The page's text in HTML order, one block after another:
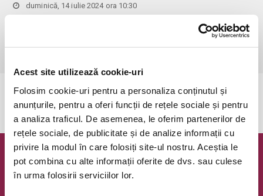
Acest site utilizează cookie-uri
Folosim cookie-uri pentru a personaliza conținutul și
anunțurile, pentru a oferi funcții de rețele sociale și pentru
a analiza traficul. De asemenea, le oferim partenerilor de
rețele sociale, de publicitate și de analize informații cu
privire la modul în care folosiți site-ul nostru. Aceștia le
pot combina cu alte informații oferite de dvs. sau culese
în urma folosirii serviciilor lor.
duminică, 14 iulie 2024 ora 10:30
Evenimentul a expirat.
Newsletter @ Bilete.ro